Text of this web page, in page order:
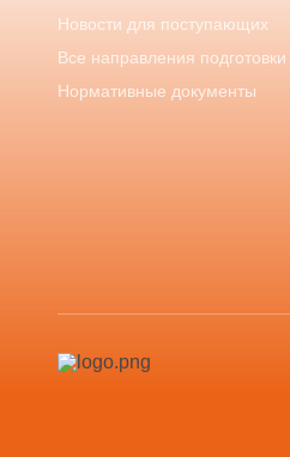
Новости для поступающих
Все направления
Нормативные документы